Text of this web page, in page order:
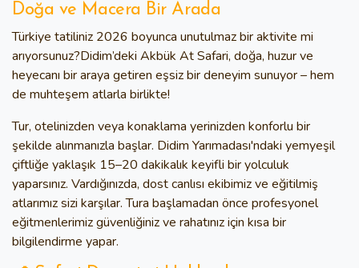
Doğa ve Macera Bir Arada
Türkiye tatiliniz 2026 boyunca unutulmaz bir aktivite mi
arıyorsunuz?Didim’deki Akbük At Safari, doğa, huzur ve
heyecanı bir araya getiren eşsiz bir deneyim sunuyor – hem
de muhteşem atlarla birlikte!
Tur, otelinizden veya konaklama yerinizden konforlu bir
şekilde alınmanızla başlar. Didim Yarımadası'ndaki yemyeşil
çiftliğe yaklaşık 15–20 dakikalık keyifli bir yolculuk
yaparsınız. Vardığınızda, dost canlısı ekibimiz ve eğitilmiş
atlarımız sizi karşılar. Tura başlamadan önce profesyonel
eğitmenlerimiz güvenliğiniz ve rahatınız için kısa bir
bilgilendirme yapar.